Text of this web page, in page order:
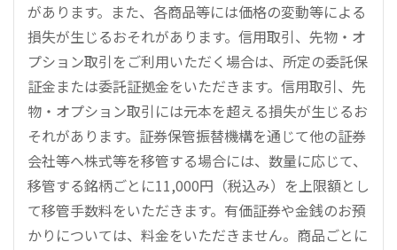
があります。また、各商品等には価格の変動等による
損失が生じるおそれがあります。信用取引、先物・オ
プション取引をご利用いただく場合は、所定の委託保
証金または委託証拠金をいただきます。信用取引、先
物・オプション取引には元本を超える損失が生じるお
それがあります。証券保管振替機構を通じて他の証券
会社等へ株式等を移管する場合には、数量に応じて、
移管する銘柄ごとに11,000円（税込み）を上限額とし
て移管手数料をいただきます。有価証券や金銭のお預
かりについては、料金をいただきません。商品ごとに